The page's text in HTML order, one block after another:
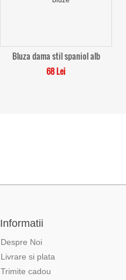
Bluza dama stil spaniol alb
68 Lei
Informatii
Despre Noi
Livrare si plata
Trimite cadou